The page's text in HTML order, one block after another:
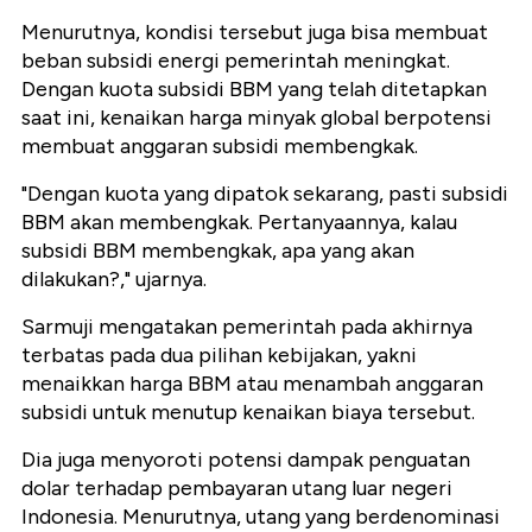
Menurutnya, kondisi tersebut juga bisa membuat
beban subsidi energi pemerintah meningkat.
Dengan kuota subsidi BBM yang telah ditetapkan
saat ini, kenaikan harga minyak global berpotensi
membuat anggaran subsidi membengkak.
"Dengan kuota yang dipatok sekarang, pasti subsidi
BBM akan membengkak. Pertanyaannya, kalau
subsidi BBM membengkak, apa yang akan
dilakukan?," ujarnya.
Sarmuji mengatakan pemerintah pada akhirnya
terbatas pada dua pilihan kebijakan, yakni
menaikkan harga BBM atau menambah anggaran
subsidi untuk menutup kenaikan biaya tersebut.
Dia juga menyoroti potensi dampak penguatan
dolar terhadap pembayaran utang luar negeri
Indonesia. Menurutnya, utang yang berdenominasi